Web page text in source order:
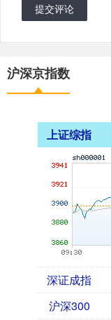
提交评论
沪深京指数
上证综指
深证成指
沪深300